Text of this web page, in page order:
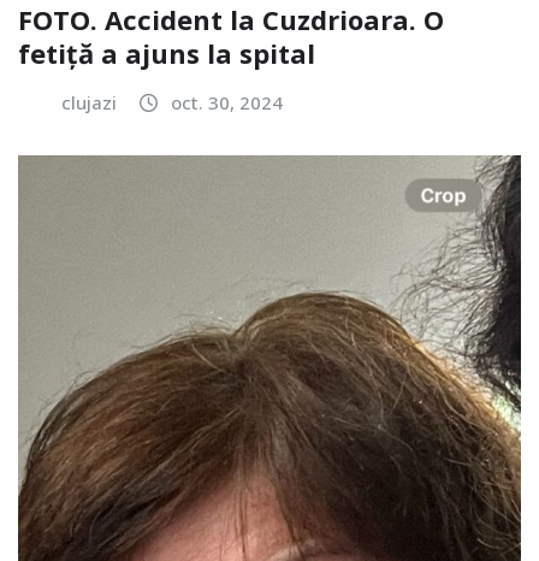
FOTO. Accident la Cuzdrioara. O
fetiță a ajuns la spital
clujazi oct. 30, 2024